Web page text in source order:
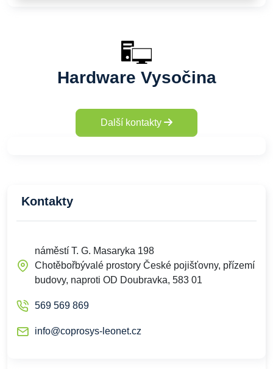
Hardware Vysočina
Další kontakty
Kontakty
náměstí T. G. Masaryka 198
Chotěbořbývalé prostory České pojišťovny, přízemí
budovy, naproti OD Doubravka, 583 01
569 569 869
info@coprosys-leonet.cz